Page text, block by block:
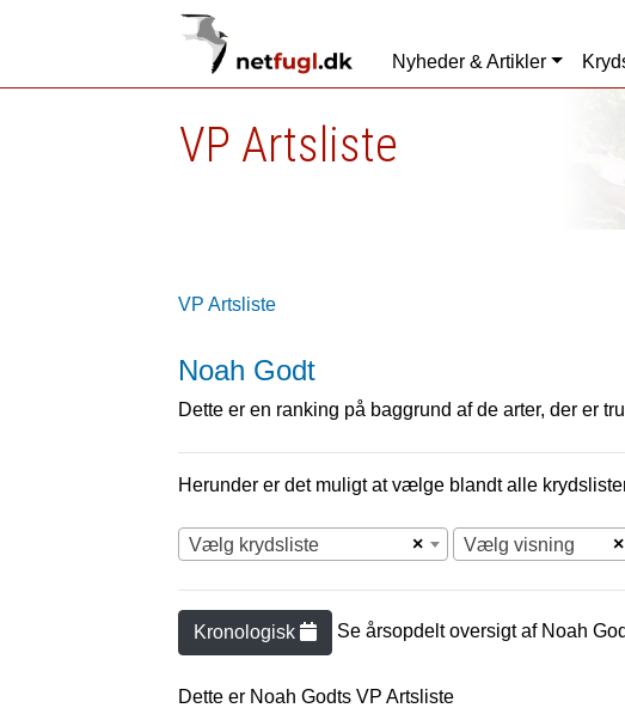
Nyheder & Artikler
VP Artsliste
VP Artsliste
Noah Godt
Dette er en ranking på baggrund af de arter, der er
Herunder er det muligt at vælge blandt alle
×
Vælg krydsliste ×
Vælg visning
Kronologisk Se årsopdelt oversigt af Noah
Dette er Noah Godts VP Artsliste